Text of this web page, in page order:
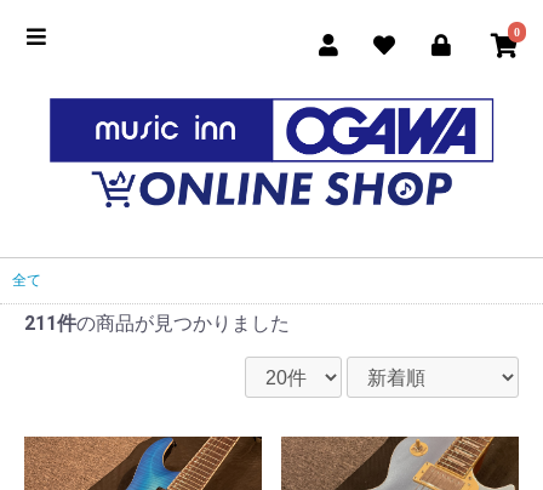
0
全て
211件の商品が見つかりました